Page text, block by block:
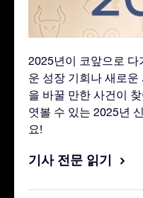
2025년이 코앞으로 다
운 성장 기회나 새로운
을 바꿀 만한 사건이
엿볼 수 있는 2025년
요!
기사 전문 읽기